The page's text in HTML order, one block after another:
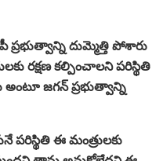
దుమ్మెత్తి పోశారు
రక్షణ కల్పించాలని పరిస్థితి
జగన్ ప్రభుత్వాన్ని
పరిస్థితి ఈ మంత్రులకు